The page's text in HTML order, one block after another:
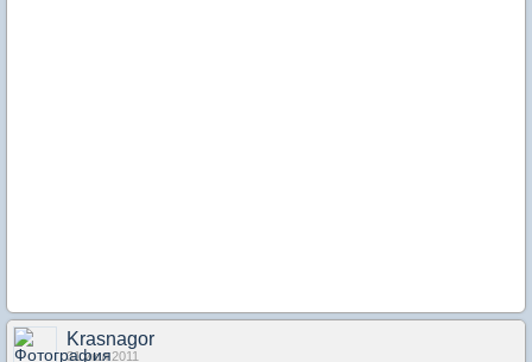
Krasnagor
31 июл 2011